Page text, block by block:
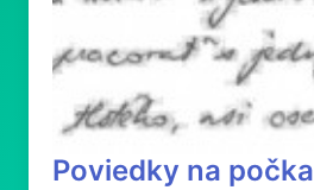
Poviedky na